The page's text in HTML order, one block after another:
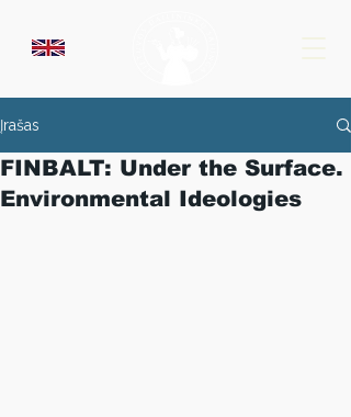
Įrašas
FINBALT: Under the Surface.
Environmental Ideologies